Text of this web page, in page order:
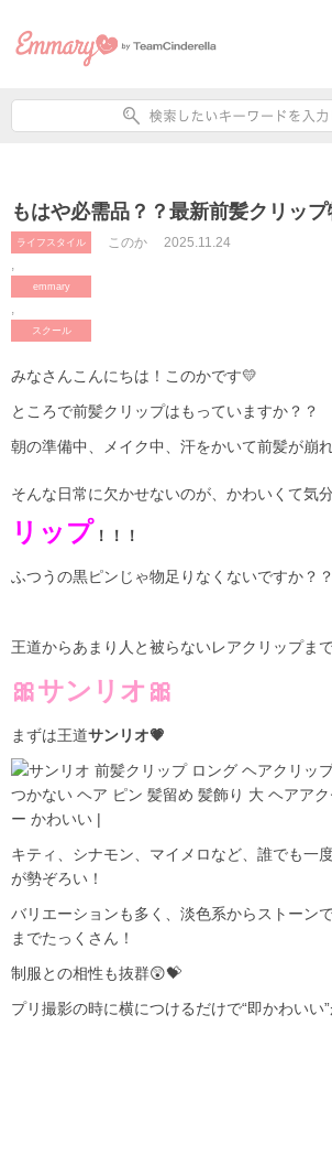
もはや必需品？？最新前髪クリッ
ライフスタイル
,
emmary
,
スクール
このか 2025.11.24
みなさんこんにちは！このかです💛
ところで前髪クリップはもっていますか？？
朝の準備中、メイク中、汗をかいて前髪が崩
そんな日常に欠かせないのが、かわいくて気
リップ ！！！
ふつうの黒ピンじゃ物足りなくないですか？？
王道からあまり人と被らないレアクリップま
🎀サンリオ🎀
まずは王道サンリオ💗
キティ、シナモン、マイメロなど、誰でも一
が勢ぞろい！
バリエーションも多く、淡色系からストーン
までたっくさん！
制服との相性も抜群😲💝
プリ撮影の時に横につけるだけで“即かわいい